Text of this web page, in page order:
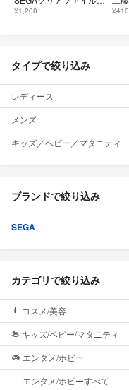
¥1,200 ¥410
タイプで絞り込み
レディース
メンズ
キッズ／ベビー／マタニティ
ブランドで絞り込み
SEGA
カテゴリで絞り込み
コスメ/美容
キッズ/ベビー/マタニティ
エンタメ/ホビー
エンタメ/ホビーすべて